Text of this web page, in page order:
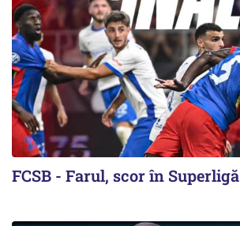
FCSB - Farul, scor în Superligă